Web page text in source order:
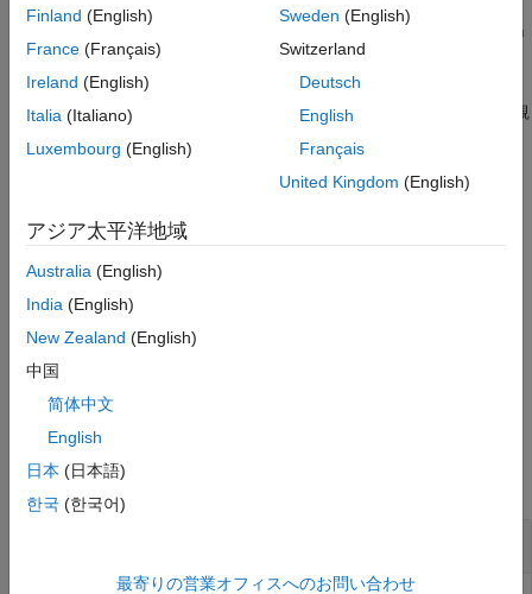
idx= training( は、タイプ'kfold'または
で指定された反復に対する学習
インデックスを返します。
c.Typeが idx(:,j)は学習セット
の観
の場合、idx(:,j)は反復i(j)の学習
idx = training(
べての反復に対する学習インデックスを返します。
は、タイプ'kfold'
ットj内の観測値を示します。
例
すべて折りたたむ
Finland (English)
France (Français)
Ireland (English)
Italia (Italiano)
Luxembourg (English)
Sweden (English)
Switzerland
Deutsch
English
Français
United Kingdom (English)
アジア太平洋地域
Australia (English)
India (English)
New Zealand (English)
中国
简体中文
English
日本 (日本語)
한국 (한국어)
最寄りの営業オフィスへのお問い合わせ